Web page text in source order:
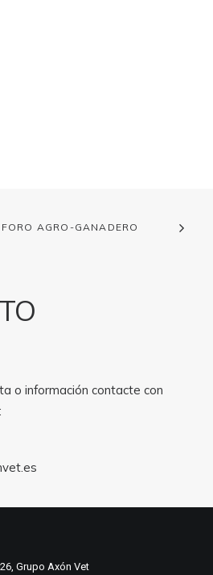
AGRO-GANADERO
o información contacte con
Grupo Axón Vet